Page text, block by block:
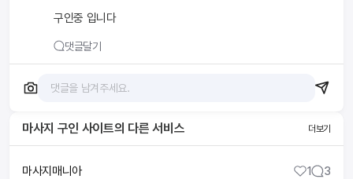
구인중 입니다
댓글달기
마사지 구인 사이트의 다른 서비스 더보기
마사지매니아 1 3